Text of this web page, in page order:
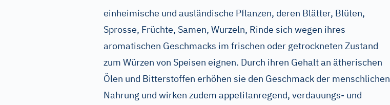
einheimische und ausländische Pflanzen, deren Blätter, Blüten,
Sprosse, Früchte, Samen, Wurzeln, Rinde sich wegen ihres
aromatischen Geschmacks im frischen oder getrockneten Zustand
zum Würzen von Speisen eignen. Durch ihren Gehalt an ätherischen
Ölen und Bitterstoffen erhöhen sie den Geschmack der menschlichen
Nahrung und wirken zudem appetitanregend, verdauungs- und